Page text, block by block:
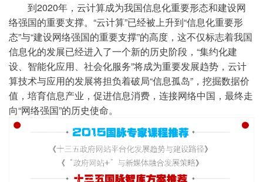
到2020年，云计算成为我国信息化重要形态和建设网
络强国的重要支撑。“云计算”已经被上升到“信息化重要形
态”与“建设网络强国的重要支撑”的高度，这不仅标志着我国
信息化的发展已经进入了一个新的历史阶段，“集约化建
设、智能化应用、社会化服务”将成为重要发展趋势，云计
算技术与应用的发展将担负着破局“信息孤岛”，挖掘数据价
值，培育信息产业，促进信息消费，连接网络中国，最终走
向“网络强国”的历史使命。